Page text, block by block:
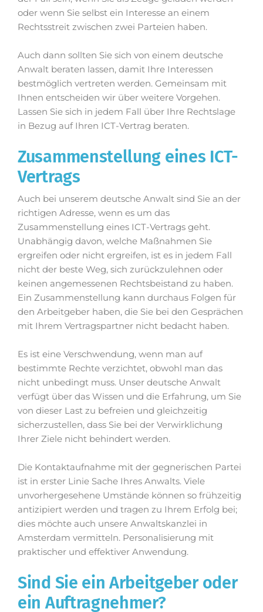
oder wenn Sie selbst ein Interesse an einem
Rechtsstreit zwischen zwei Parteien haben.
Auch dann sollten Sie sich von einem deutsche
Anwalt beraten lassen, damit Ihre Interessen
bestmöglich vertreten werden. Gemeinsam mit
Ihnen entscheiden wir über weitere Vorgehen.
Lassen Sie sich in jedem Fall über Ihre Rechtslage
in Bezug auf Ihren ICT-Vertrag beraten.
Zusammenstellung eines ICT-
Vertrags
Auch bei unserem deutsche Anwalt sind Sie an der
richtigen Adresse, wenn es um das
Zusammenstellung eines ICT-Vertrags geht.
Unabhängig davon, welche Maßnahmen Sie
ergreifen oder nicht ergreifen, ist es in jedem Fall
nicht der beste Weg, sich zurückzulehnen oder
keinen angemessenen Rechtsbeistand zu haben.
Ein Zusammenstellung kann durchaus Folgen für
den Arbeitgeber haben, die Sie bei den Gesprächen
mit Ihrem Vertragspartner nicht bedacht haben.
Es ist eine Verschwendung, wenn man auf
bestimmte Rechte verzichtet, obwohl man das
nicht unbedingt muss. Unser deutsche Anwalt
verfügt über das Wissen und die Erfahrung, um Sie
von dieser Last zu befreien und gleichzeitig
sicherzustellen, dass Sie bei der Verwirklichung
Ihrer Ziele nicht behindert werden.
Die Kontaktaufnahme mit der gegnerischen Partei
ist in erster Linie Sache Ihres Anwalts. Viele
unvorhergesehene Umstände können so frühzeitig
antizipiert werden und tragen zu Ihrem Erfolg bei;
dies möchte auch unsere Anwaltskanzlei in
Amsterdam vermitteln. Personalisierung mit
praktischer und effektiver Anwendung.
Sind Sie ein Arbeitgeber oder
ein Auftragnehmer?